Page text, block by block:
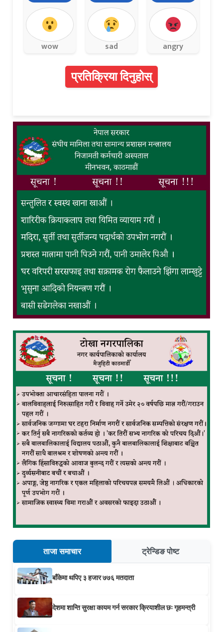
wow sad angry
प्रतिक्रिया दिनुहोस्
ताजा समाचार ट्रेन्डिङ पोष्ट
बाँकेमा थपिए ३ हजार ७७६ मतदाता
देशमा शान्ति सुरक्षा कायम गर्न सरकार क्रियाशील छः गृहमन्त्री